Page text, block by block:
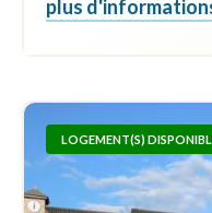
plus
LOGEMENT(S)